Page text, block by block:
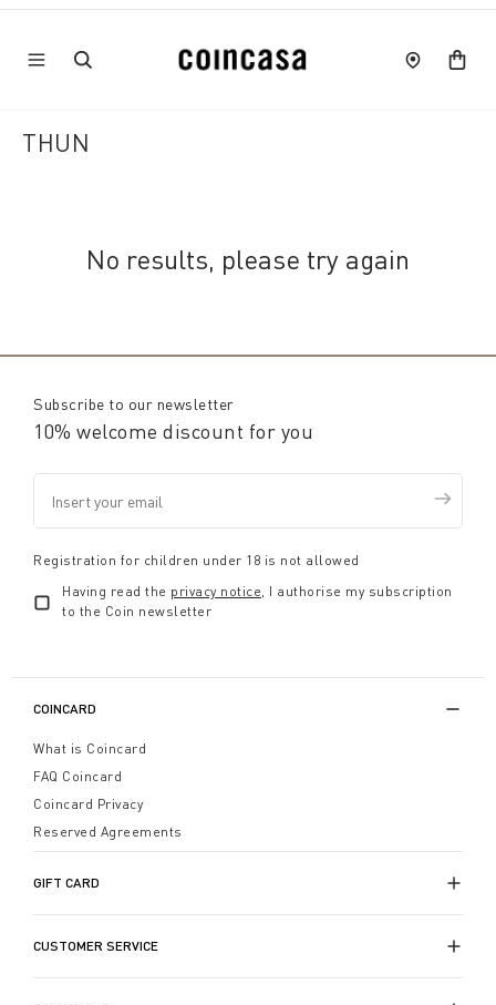
THUN
No results, please try again
Subscribe to our newsletter
10% welcome discount for you
Registration for children under 18 is not allowed
Having read the privacy notice, I authorise my subscription
to the Coin newsletter
COINCARD
What is Coincard
FAQ Coincard
Coincard Privacy
Reserved Agreements
GIFT CARD
CUSTOMER SERVICE